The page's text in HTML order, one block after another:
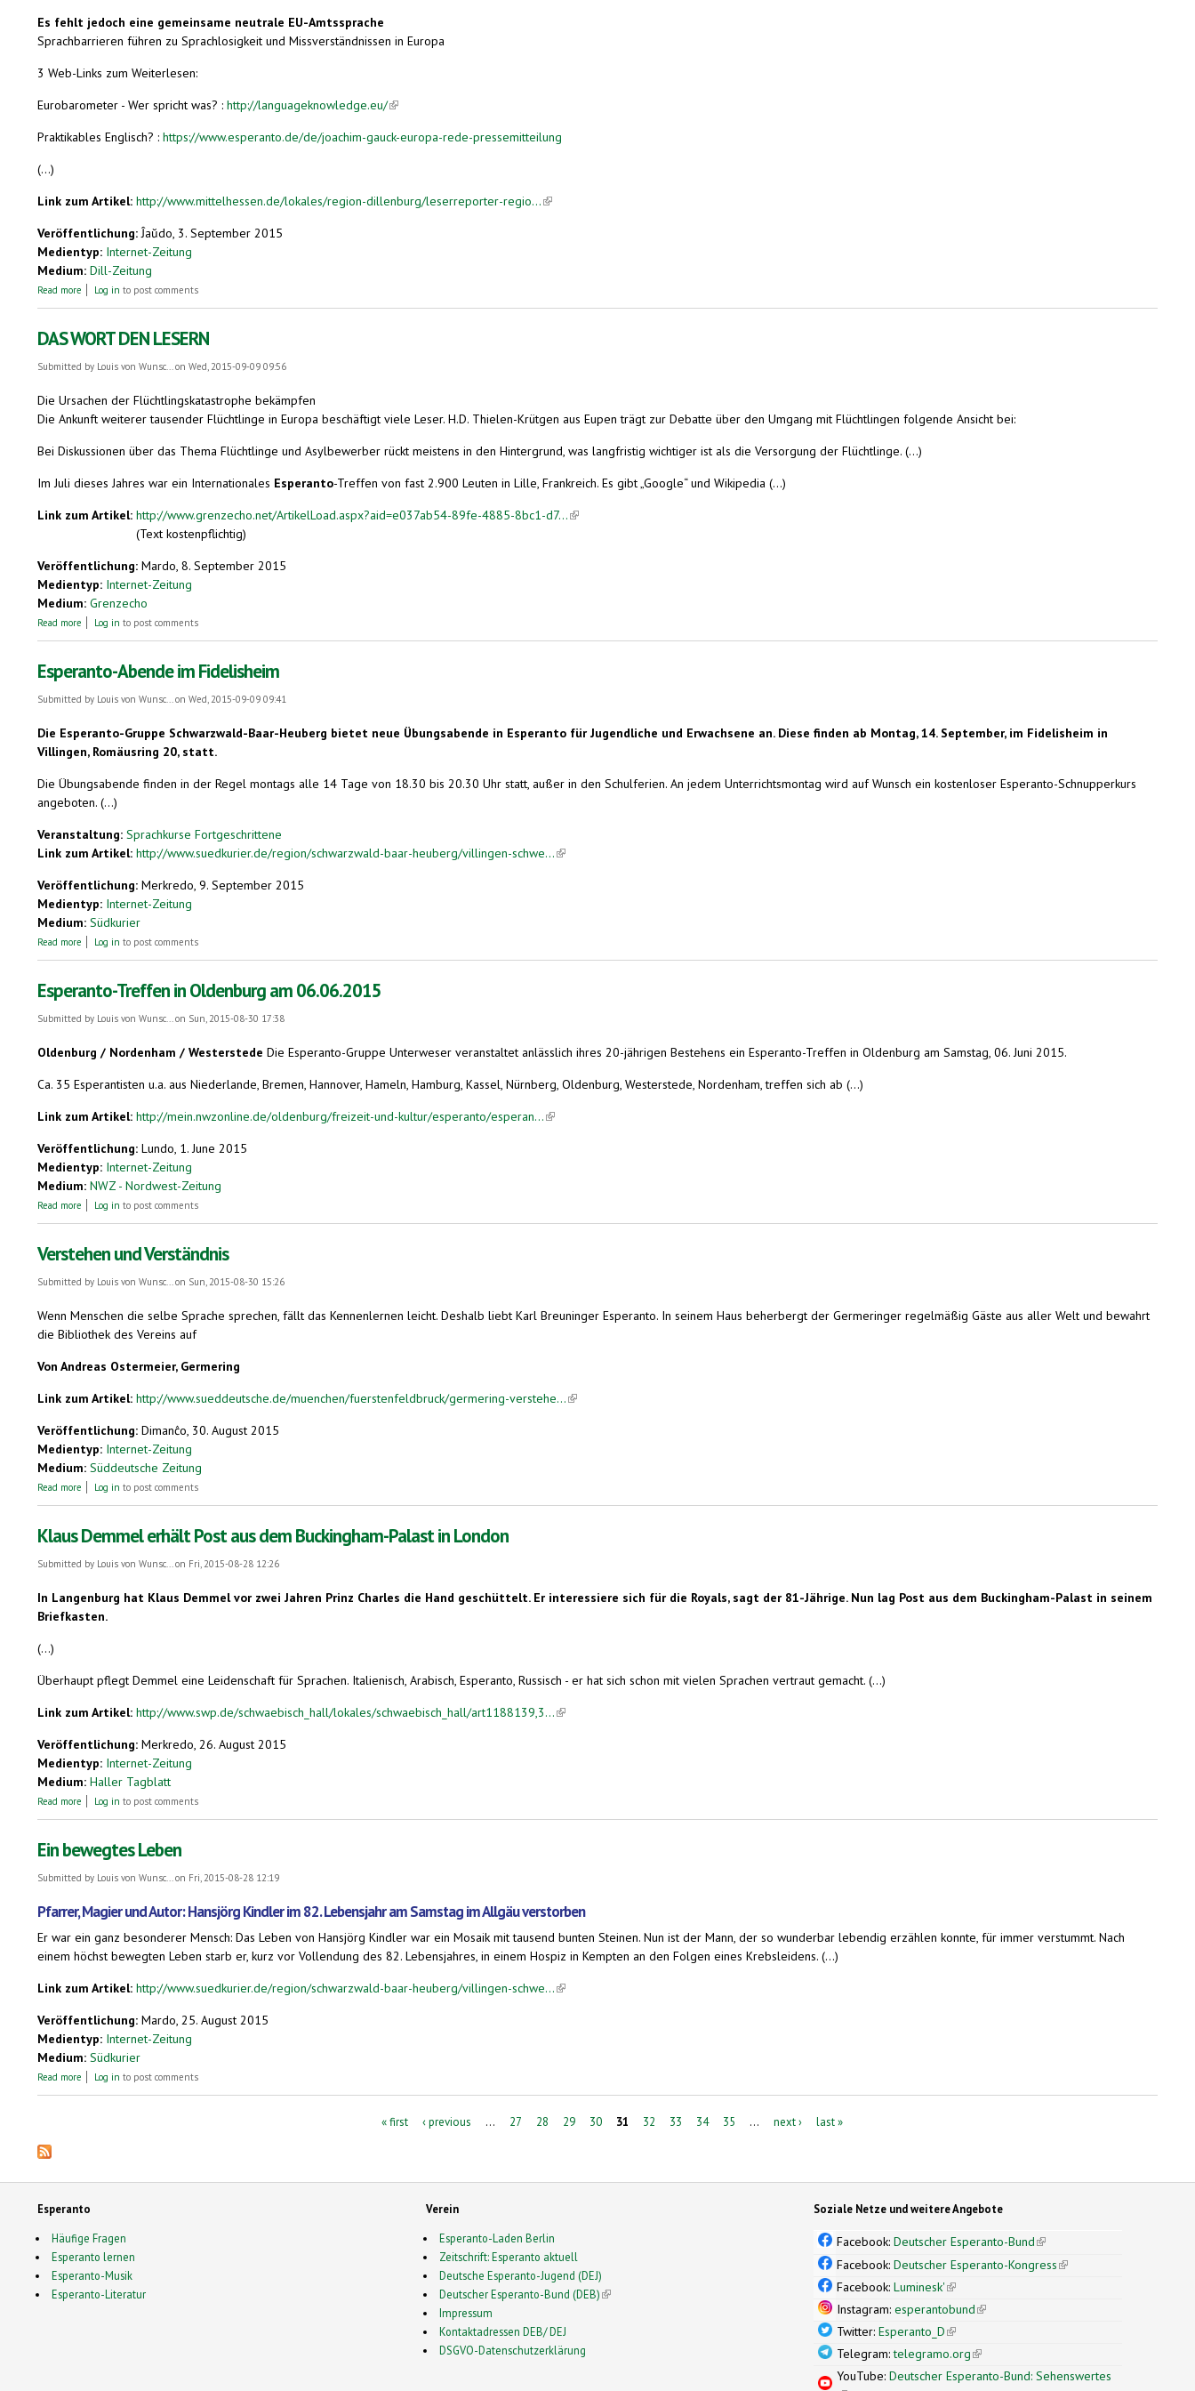
Es fehlt jedoch eine gemeinsame neutrale EU-Amtssprache
Sprachbarrieren führen zu Sprachlosigkeit und Missverständnissen in Europa
3 Web-Links zum Weiterlesen:
Eurobarometer - Wer spricht was? : http://languageknowledge.eu/(link is external)
Praktikables Englisch? : https://www.esperanto.de/de/joachim-gauck-europa-rede-pressemitteilung
(...)
Link zum Artikel: http://www.mittelhessen.de/lokales/region-dillenburg/leserreporter-regio...(link is external)
Veröffentlichung:Ĵaŭdo, 3. September 2015
Medientyp: Internet-Zeitung
Medium: Dill-Zeitung
Read more about Am 26. September wird wie jedes Jahr der Europäische Tag der Sprachen gefeiert!
Log in to post comments
DAS WORT DEN LESERN
Submitted by Louis von Wunsc...on Wed, 2015-09-09 09:56
Die Ursachen der Flüchtlingskatastrophe bekämpfen
Die Ankunft weiterer tausender Flüchtlinge in Europa beschäftigt viele Leser. H.D. Thielen-Krütgen aus Eupen trägt zur Debatte über den Umgang mit Flüchtlingen folgende Ansicht bei:
Bei Diskussionen über das Thema Flüchtlinge und Asylbewerber rückt meistens in den Hintergrund, was langfristig wichtiger ist als die Versorgung der Flüchtlinge. (...)
Im Juli dieses Jahres war ein Internationales Esperanto-Treffen von fast 2.900 Leuten in Lille, Frankreich. Es gibt „Google“ und Wikipedia (...)
Link zum Artikel: http://www.grenzecho.net/ArtikelLoad.aspx?aid=e037ab54-89fe-4885-8bc1-d7...(link is external)
(Text kostenpflichtig)
Veröffentlichung: Mardo, 8. September 2015
Medientyp: Internet-Zeitung
Medium: Grenzecho
Read more about DAS WORT DEN LESERN
Log in to post comments
Esperanto-Abende im Fidelisheim
Submitted by Louis von Wunsc...on Wed, 2015-09-09 09:41
Die Esperanto-Gruppe Schwarzwald-Baar-Heuberg bietet neue Übungsabende in Esperanto für Jugendliche und Erwachsene an. Diese finden ab Montag, 14. September, im Fidelisheim in
Villingen, Romäusring 20, statt.
Die Übungsabende finden in der Regel montags alle 14 Tage von 18.30 bis 20.30 Uhr statt, außer in den Schulferien. An jedem Unterrichtsmontag wird auf Wunsch ein kostenloser Esperanto-Schnupperkurs
angeboten. (...)
Veranstaltung: Sprachkurse Fortgeschrittene
Link zum Artikel: http://www.suedkurier.de/region/schwarzwald-baar-heuberg/villingen-schwe...(link is external)
Veröffentlichung: Merkredo, 9. September 2015
Medientyp: Internet-Zeitung
Medium: Südkurier
Read more about Esperanto-Abende im Fidelisheim
Log in to post comments
Esperanto-Treffen in Oldenburg am 06.06.2015
Submitted by Louis von Wunsc...on Sun, 2015-08-30 17:38
Oldenburg / Nordenham / Westerstede Die Esperanto-Gruppe Unterweser veranstaltet anlässlich ihres 20-jährigen Bestehens ein Esperanto-Treffen in Oldenburg am Samstag, 06. Juni 2015.
Ca. 35 Esperantisten u.a. aus Niederlande, Bremen, Hannover, Hameln, Hamburg, Kassel, Nürnberg, Oldenburg, Westerstede, Nordenham, treffen sich ab (...)
Link zum Artikel: http://mein.nwzonline.de/oldenburg/freizeit-und-kultur/esperanto/esperan...(link is external)
Veröffentlichung: Lundo, 1. June 2015
Medientyp: Internet-Zeitung
Medium: NWZ - Nordwest-Zeitung
Read more about Esperanto-Treffen in Oldenburg am 06.06.2015
Log in to post comments
Verstehen und Verständnis
Submitted by Louis von Wunsc...on Sun, 2015-08-30 15:26
Wenn Menschen die selbe Sprache sprechen, fällt das Kennenlernen leicht. Deshalb liebt Karl Breuninger Esperanto. In seinem Haus beherbergt der Germeringer regelmäßig Gäste aus aller Welt und bewahrt
die Bibliothek des Vereins auf
Von Andreas Ostermeier, Germering
Link zum Artikel: http://www.sueddeutsche.de/muenchen/fuerstenfeldbruck/germering-verstehe...(link is external)
Veröffentlichung: Dimanĉo, 30. August 2015
Medientyp: Internet-Zeitung
Medium: Süddeutsche Zeitung
Read more about Verstehen und Verständnis
Log in to post comments
Klaus Demmel erhält Post aus dem Buckingham-Palast in London
Submitted by Louis von Wunsc...on Fri, 2015-08-28 12:26
In Langenburg hat Klaus Demmel vor zwei Jahren Prinz Charles die Hand geschüttelt. Er interessiere sich für die Royals, sagt der 81-Jährige. Nun lag Post aus dem Buckingham-Palast in seinem
Briefkasten.
(...)
Überhaupt pflegt Demmel eine Leidenschaft für Sprachen. Italienisch, Arabisch, Esperanto, Russisch - er hat sich schon mit vielen Sprachen vertraut gemacht. (...)
Link zum Artikel: http://www.swp.de/schwaebisch_hall/lokales/schwaebisch_hall/art1188139,3...(link is external)
Veröffentlichung: Merkredo, 26. August 2015
Medientyp: Internet-Zeitung
Medium: Haller Tagblatt
Read more about Klaus Demmel erhält Post aus dem Buckingham-Palast in London
Log in to post comments
Ein bewegtes Leben
Submitted by Louis von Wunsc...on Fri, 2015-08-28 12:19
Pfarrer, Magier und Autor: Hansjörg Kindler im 82. Lebensjahr am Samstag im Allgäu verstorben
Er war ein ganz besonderer Mensch: Das Leben von Hansjörg Kindler war ein Mosaik mit tausend bunten Steinen. Nun ist der Mann, der so wunderbar lebendig erzählen konnte, für immer verstummt. Nach
einem höchst bewegten Leben starb er, kurz vor Vollendung des 82. Lebensjahres, in einem Hospiz in Kempten an den Folgen eines Krebsleidens. (...)
Link zum Artikel: http://www.suedkurier.de/region/schwarzwald-baar-heuberg/villingen-schwe...(link is external)
Veröffentlichung: Mardo, 25. August 2015
Medientyp: Internet-Zeitung
Medium: Südkurier
Read more about Ein bewegtes Leben
Log in to post comments
« first ‹ previous … 27 28 29 30 31 32 33 34 35 … next › last »
Esperanto
Häufige Fragen
Esperanto lernen
Esperanto-Musik
Esperanto-Literatur
Verein
Esperanto-Laden Berlin
Zeitschrift: Esperanto aktuell
Deutsche Esperanto-Jugend (DEJ)
Deutscher Esperanto-Bund (DEB)(link is external)
Impressum
Kontaktadressen DEB/ DEJ
DSGVO-Datenschutzerklärung
Soziale Netze und weitere Angebote
Facebook:Deutscher Esperanto-Bund(link is external)
Facebook:Deutscher Esperanto-Kongress(link is external)
Facebook:Luminesk'(link is external)
Instagram:esperantobund(link is external)
Twitter:Esperanto_D(link is external)
Telegram:telegramo.org(link is external)
YouTube:Deutscher Esperanto-Bund: Sehenswertes